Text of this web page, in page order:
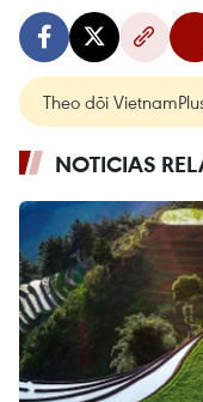
Theo dõi
NOTICIAS